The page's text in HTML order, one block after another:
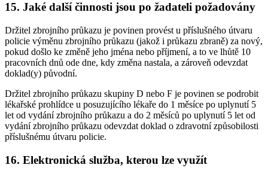
15. Jaké další činnosti jsou po žadateli požadovány
Držitel zbrojního průkazu je povinen provést u příslušného útvaru
policie výměnu zbrojního průkazu (jakož i průkazu zbraně) za nový,
pokud došlo ke změně jeho jména nebo příjmení, a to ve lhůtě 10
pracovních dnů ode dne, kdy změna nastala, a zároveň odevzdat
doklad(y) původní.
Držitel zbrojního průkazu skupiny D nebo F je povinen se podrobit
lékařské prohlídce u posuzujícího lékaře do 1 měsíce po uplynutí 5
let od vydání zbrojního průkazu a do 2 měsíců po uplynutí 5 let od
vydání zbrojního průkazu odevzdat doklad o zdravotní způsobilosti
příslušnému útvaru policie.
16. Elektronická služba, kterou lze využít